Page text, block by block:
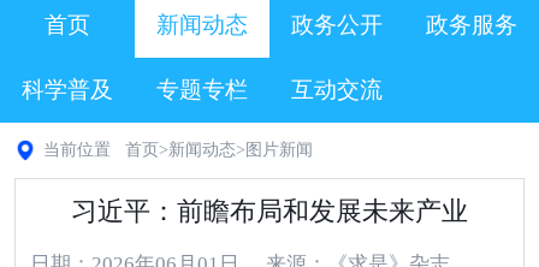
首页 新闻动态 政务公开 政务服务
科学普及 专题专栏 互动交流
当前位置 首页 >新闻动态> 图片新闻
习近平：前瞻布局和发展未来产业